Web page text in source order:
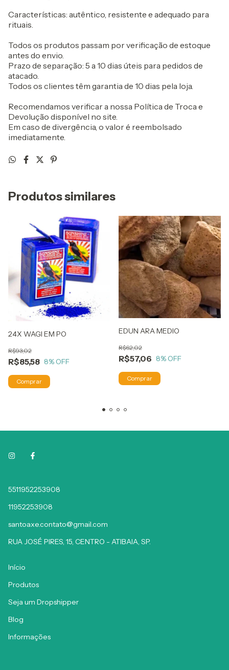
Características: autêntico, resistente e adequado para
rituais.
Todos os produtos passam por verificação de estoque
antes do envio.
Prazo de separação: 5 a 10 dias úteis para pedidos de
atacado.
Todos os clientes têm garantia de 10 dias pela loja.
Recomendamos verificar a nossa Política de Troca e
Devolução disponível no site.
Em caso de divergência, o valor é reembolsado
imediatamente.
Produtos similares
24X WAGI EM PO
R$85,58
R$93,02
8% OFF
EDUN ARA MEDIO
R$57,06
R$62,02
8% OFF
5511952253908
11952253908
santoaxe.contato@gmail.com
RUA JOSÉ PIRES, 15, CENTRO - ATIBAIA, SP.
Início
Produtos
Seja um Dropshipper
Blog
Informações